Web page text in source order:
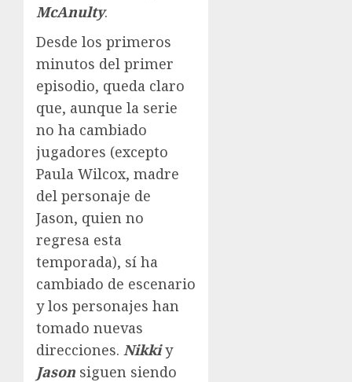
McAnulty.
Desde los primeros
minutos del primer
episodio, queda claro
que, aunque la serie
no ha cambiado
jugadores (excepto
Paula Wilcox, madre
del personaje de
Jason, quien no
regresa esta
temporada), sí ha
cambiado de escenario
y los personajes han
tomado nuevas
direcciones. Nikkiy
Jason siguen siendo